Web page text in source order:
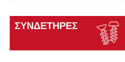
ΣΥΝΔΕΤΉΡΕΣ